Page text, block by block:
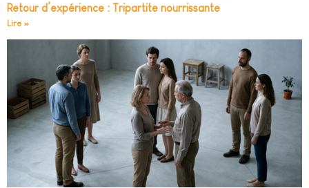
Retour d’expérience : Tripartite nourrissante
Lire »